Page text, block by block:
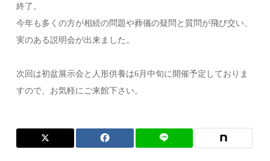
終了。
今年も多くの方が相続の問題や葬儀の疑問と質問が飛び交い、
実のある説明会が出来ました。
次回は初盆展示会と人形供養は6月中旬に開催予定しておりま
すので、お気軽にご来館下さい。